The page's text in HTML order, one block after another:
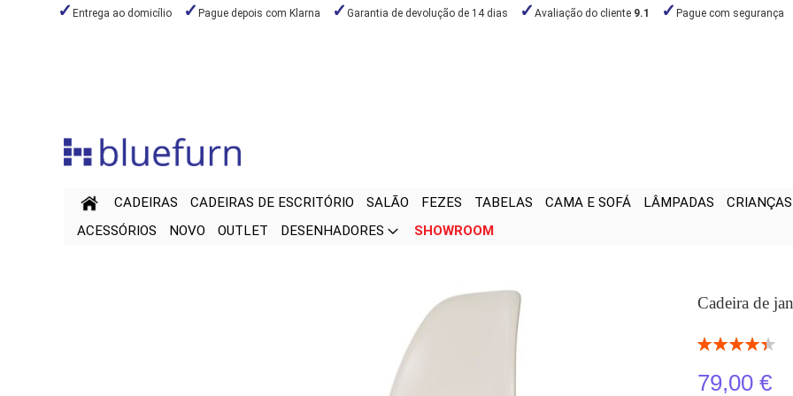
Entrega ao domicílio Pague depois com Klarna Garantia de devolução de 14 dias Avaliação do cliente 9.1 Pague com segurança
Conteúdo
CADEIRAS CADEIRAS DE ESCRITÓRIO SALÃO FEZES TABELAS CAMA E SOFÁ LÂMPADAS CRIANÇAS
ACESSÓRIOS
NOVO OUTLET DESENHADORES SHOWROOM
Cadeira de
Classificação:
79,00 €